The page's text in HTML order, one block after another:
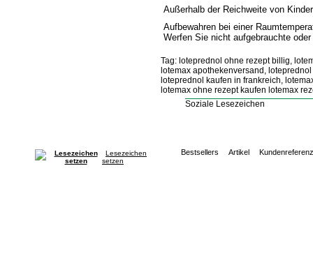
Außerhalb der Reichweite von
Aufbewahren bei einer
Werfen Sie nicht aufgebrauchte
Tag: loteprednol ohne rezept billig,
lotemax apothekenversand,
loteprednol kaufen in frankreich,
lotemax ohne rezept kaufen lotemax
Soziale Lesezeichen
Lesezeichen
setzen
Bestsellers Artikel